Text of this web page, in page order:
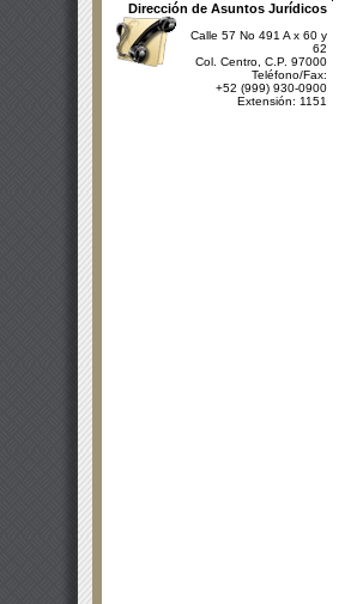
Dirección de Asuntos Jurídicos
Calle 57 No 491 A x 60 y
62
Col. Centro, C.P. 97000
Teléfono/Fax:
+52 (999) 930-0900
Extensión: 1151